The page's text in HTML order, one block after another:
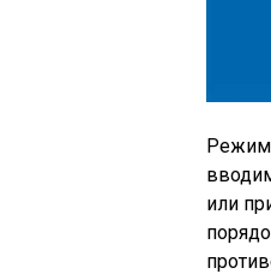
Режим
или